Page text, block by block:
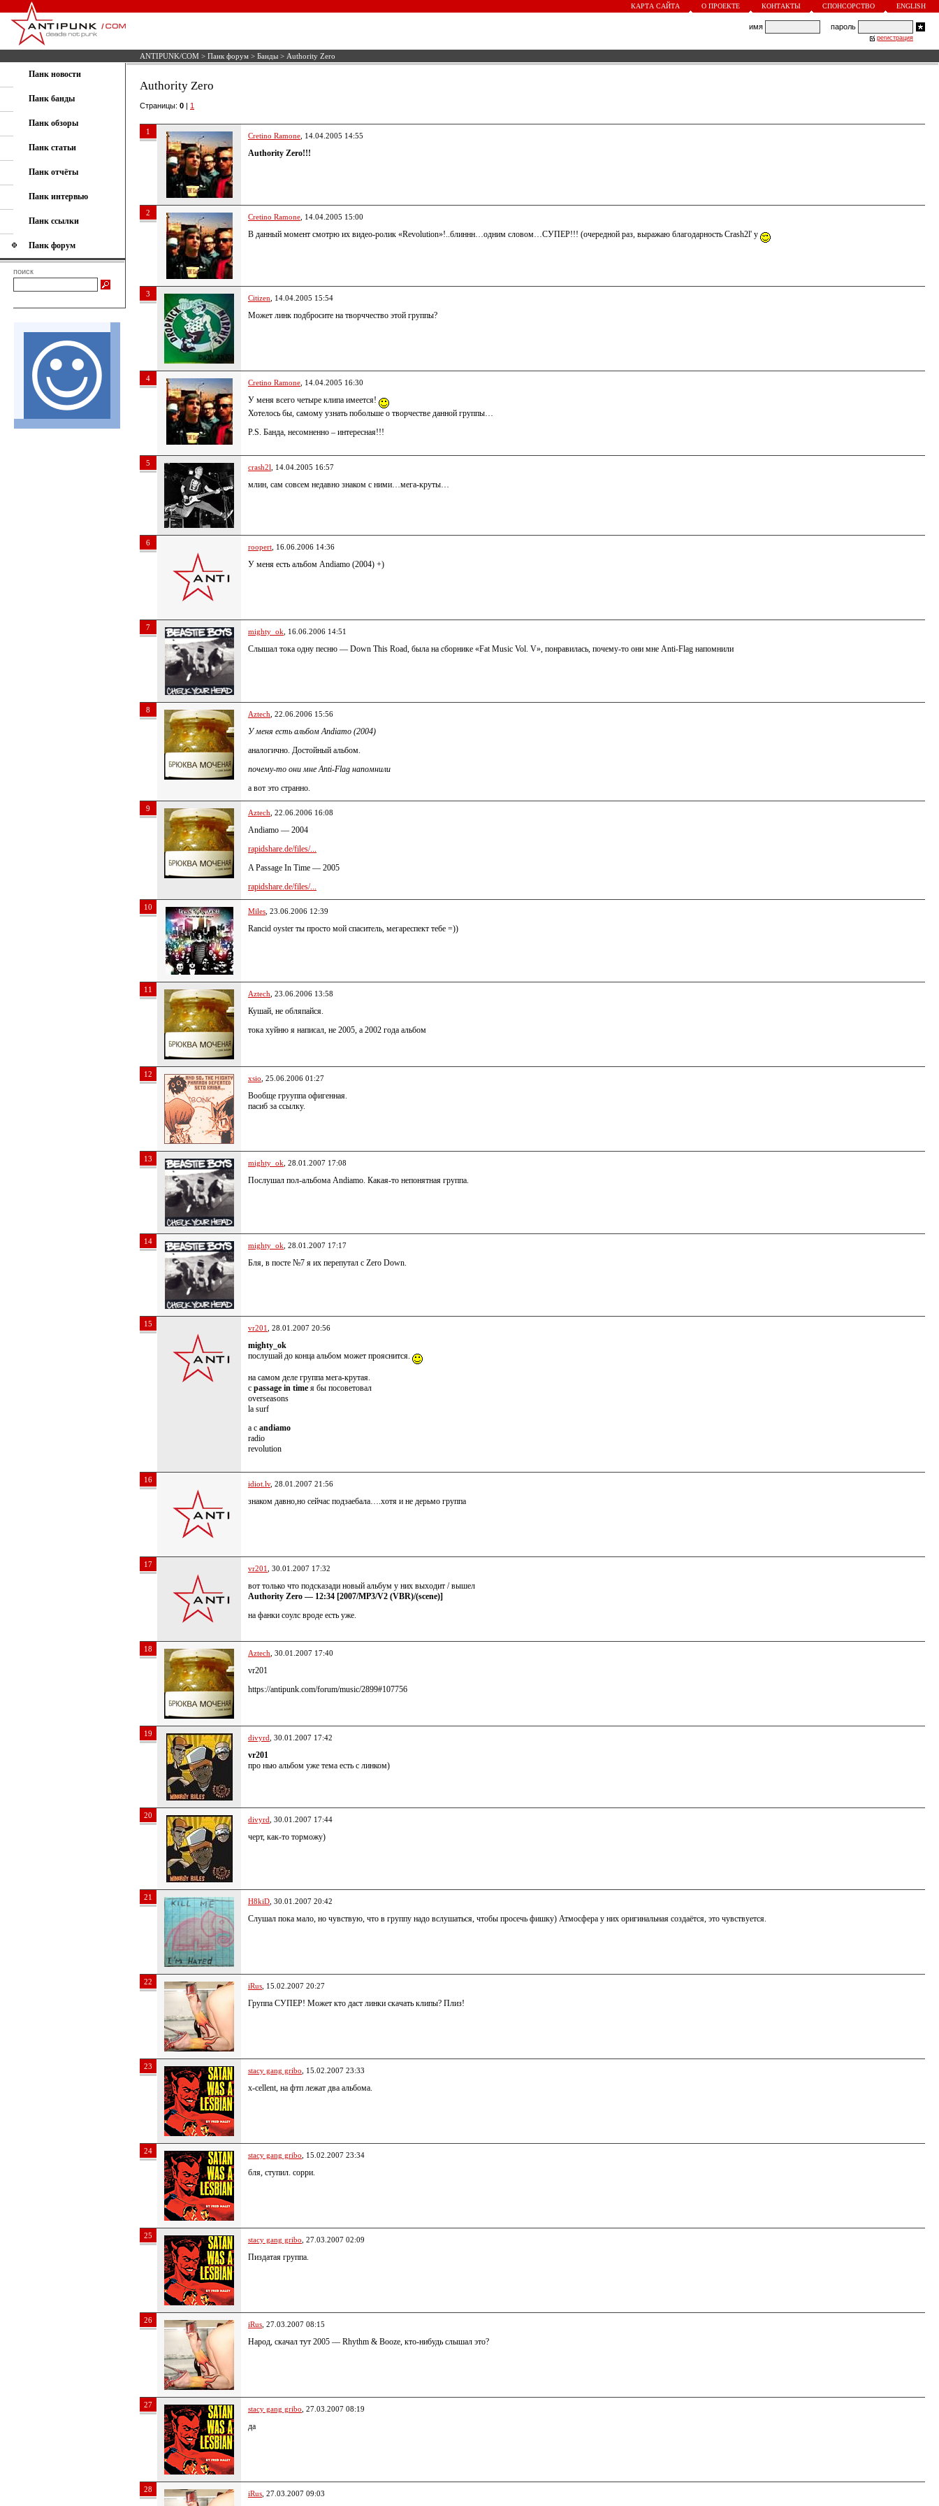
КАРТА САЙТА О ПРОЕКТЕ КОНТАКТЫ СПОНСОРСТВО ENGLISH
имя пароль
регистрация
ANTIPUNK/COM > Панк форум > Банды > Authority Zero
Панк новости
Панк банды
Панк обзоры
Панк статьи
Панк отчёты
Панк интервью
Панк ссылки
Панк форум
поиск
Authority Zero
Страницы: 0 | 1
1 Cretino Ramone , 14.04.2005 14:55
Authority Zero!!!
2 Cretino Ramone , 14.04.2005 15:00
В данный момент смотрю их видео-ролик «Revolution»!..блиннн…одним словом…СУПЕР!!! (очередной раз, выражаю благодарность Crash2l' y
3 Citizen , 14.04.2005 15:54
Может линк подбросите на творччество этой группы?
4 Cretino Ramone , 14.04.2005 16:30
У меня всего четыре клипа имеется!
Хотелось бы, самому узнать побольше о творчестве данной группы…
P.S. Банда, несомненно – интересная!!!
5 crash2l , 14.04.2005 16:57
млин, сам совсем недавно знаком с ними…мега-круты…
6 roopert , 16.06.2006 14:36
У меня есть альбом Andiamo (2004) +)
7 mighty_ok , 16.06.2006 14:51
Слышал тока одну песню — Down This Road, была на сборнике «Fat Music Vol. V», понравилась, почему-то они мне Anti-Flag напомнили
8 Aztech , 22.06.2006 15:56
У меня есть альбом Andiamo (2004)
аналогично. Достойный альбом.
почему-то они мне Anti-Flag напомнили
а вот это странно.
9 Aztech , 22.06.2006 16:08
Andiamo — 2004
rapidshare.de/files/...
A Passage In Time — 2005
rapidshare.de/files/...
10 Miles , 23.06.2006 12:39
Rancid oyster ты просто мой спаситель, мегареспект тебе =))
11 Aztech , 23.06.2006 13:58
Кушай, не обляпайся.
тока хуйню я написал, не 2005, а 2002 года альбом
12 xsio , 25.06.2006 01:27
Вообще грууппа офигенная.
пасиб за ссылку.
13 mighty_ok , 28.01.2007 17:08
Послушал пол-альбома Andiamo. Какая-то непонятная группа.
14 mighty_ok , 28.01.2007 17:17
Бля, в посте №7 я их перепутал с Zero Down.
15 vr201 , 28.01.2007 20:56
mighty_ok
послушай до конца альбом может прояснится.
на самом деле группа мега-крутая.
с passage in time я бы посоветовал
overseasons
la surf
а с andiamo
radio
revolution
16 idiot.lv, 28.01.2007 21:56
знаком давно,но сейчас подзаебала….хотя и не дерьмо группа
17 vr201 , 30.01.2007 17:32
вот только что подсказади новый альбум у них выходит / вышел
Authority Zero — 12:34 [2007/MP3/V2 (VBR)/(scene)]
на фанки соулс вроде есть уже.
18 Aztech , 30.01.2007 17:40
vr201
https://antipunk.com/forum/music/2899#107756
19 divyrd , 30.01.2007 17:42
vr201
про нью альбом уже тема есть с линком)
20 divyrd , 30.01.2007 17:44
черт, как-то торможу)
21 H8kiD , 30.01.2007 20:42
Слушал пока мало, но чувствую, что в группу надо вслушаться, чтобы просечь фишку) Атмосфера у них оригинальная создаётся, это чувствуется.
22 iRus , 15.02.2007 20:27
Группа СУПЕР! Может кто даст линки скачать клипы? Плиз!
23 stacy gang gribo , 15.02.2007 23:33
x-cellent, на фтп лежат два альбома.
24 stacy gang gribo , 15.02.2007 23:34
бля, ступил. сорри.
25 stacy gang gribo , 27.03.2007 02:09
Пиздатая группа.
26 iRus , 27.03.2007 08:15
Народ, скачал тут 2005 — Rhythm & Booze, кто-нибудь слышал это?
27 stacy gang gribo , 27.03.2007 08:19
да
28 iRus , 27.03.2007 09:03